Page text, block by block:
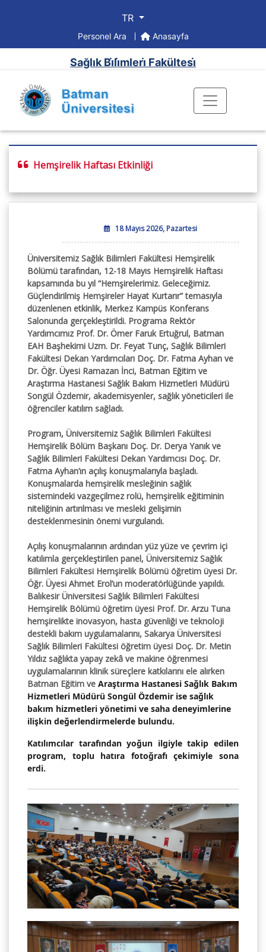
TR
Personel Ara Anasayfa
Sağlık Bi̇li̇mleri̇ Fakültesi̇
Hemşirelik Haftası Etkinliği
18 Mayıs 2026, Pazartesi
Üniversitemiz Sağlık Bilimleri Fakültesi Hemşirelik
Bölümü tarafından, 12-18 Mayıs Hemşirelik Haftası
kapsamında bu yıl “Hemşirelerimiz. Geleceğimiz.
Güçlendirilmiş Hemşireler Hayat Kurtarır” temasıyla
düzenlenen etkinlik, Merkez Kampüs Konferans
Salonunda gerçekleştirildi. Programa Rektör
Yardımcımız Prof. Dr. Ömer Faruk Ertuğrul, Batman
EAH Başhekimi Uzm. Dr. Feyat Tunç, Sağlık Bilimleri
Fakültesi Dekan Yardımcıları Doç. Dr. Fatma Ayhan ve
Dr. Öğr. Üyesi Ramazan İnci, Batman Eğitim ve
Araştırma Hastanesi Sağlık Bakım Hizmetleri Müdürü
Songül Özdemir, akademisyenler, sağlık yöneticileri ile
öğrenciler katılım sağladı.
Program, Üniversitemiz Sağlık Bilimleri Fakültesi
Hemşirelik Bölüm Başkanı Doç. Dr. Derya Yanık ve
Sağlık Bilimleri Fakültesi Dekan Yardımcısı Doç. Dr.
Fatma Ayhan’ın açılış konuşmalarıyla başladı.
Konuşmalarda hemşirelik mesleğinin sağlık
sistemindeki vazgeçilmez rolü, hemşirelik eğitiminin
niteliğinin artırılması ve mesleki gelişimin
desteklenmesinin önemi vurgulandı.
Açılış konuşmalarının ardından yüz yüze ve çevrim içi
katılımla gerçekleştirilen panel, Üniversitemiz Sağlık
Bilimleri Fakültesi Hemşirelik Bölümü öğretim üyesi Dr.
Öğr. Üyesi Ahmet Erol’un moderatörlüğünde yapıldı.
Balıkesir Üniversitesi Sağlık Bilimleri Fakültesi
Hemşirelik Bölümü öğretim üyesi Prof. Dr. Arzu Tuna
hemşirelikte inovasyon, hasta güvenliği ve teknoloji
destekli bakım uygulamalarını, Sakarya Üniversitesi
Sağlık Bilimleri Fakültesi öğretim üyesi Doç. Dr. Metin
Yıldız sağlıkta yapay zekâ ve makine öğrenmesi
uygulamalarının klinik süreçlere katkılarını ele alırken
Batman Eğitim ve Araştırma Hastanesi Sağlık Bakım
Hizmetleri Müdürü Songül Özdemir ise sağlık
bakım hizmetleri yönetimi ve saha deneyimlerine
ilişkin değerlendirmelerde bulundu.
Katılımcılar tarafından yoğun ilgiyle takip edilen
program, toplu hatıra fotoğrafı çekimiyle sona
erdi.